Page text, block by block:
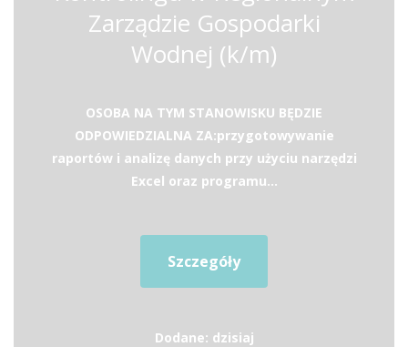
Zarządzie Gospodarki
Wodnej (k/m)
OSOBA NA TYM STANOWISKU BĘDZIE
ODPOWIEDZIALNA ZA:przygotowywanie
raportów i analizę danych przy użyciu narzędzi
Excel oraz programu...
Szczegóły
Dodane: dzisiaj